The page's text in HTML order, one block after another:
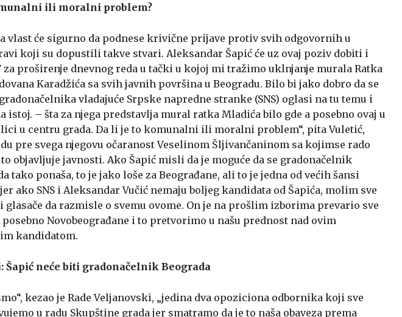
ili moralni problem?
vlast će sigurno da podnese krivične prijave protiv svih odgovornih u
koji su dopustili takve stvari. Aleksandar Šapić će uz ovaj poziv dobiti i
za proširenje dnevnog reda u tački u kojoj mi tražimo uklnjanje murala Ratka
Karadžića sa svih javnih površina u Beogradu. Bilo bi jako dobro da se
vladajuće Srpske napredne stranke (SNS) oglasi na tu temu i
istoj. – šta za njega predstavlja mural ratka Mladića bilo gde a posebno ovaj u
u centru grada. Da li je to komunalni ili moralni problem“, pita Vuletić,
pre svega njegovu očaranost Veselinom Šljivančaninom sa kojimse rado
objavljuje javnosti. Ako Šapić misli da je moguće da se gradonačelnik
tako ponaša, to je jako loše za Beograđane, ali to je jedna od većih šansi
ako SNS i Aleksandar Vučić nemaju boljeg kandidata od Šapića, molim sve
glasače da razmisle o svemu ovome. On je na prošlim izborima prevario sve
posebno Novobeograđane i to pretvorimo u našu prednost nad ovim
kandidatom.
Šapić neće biti gradonačelnik Beograda
kezao je Rade Veljanovski, „jedina dva opoziciona odbornika koji sve
u radu Skupštine grada jer smatramo da je to naša obaveza prema